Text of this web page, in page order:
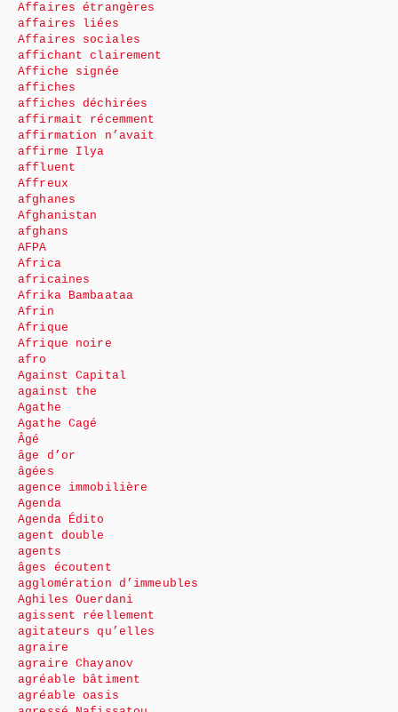
Affaires étrangères
affaires liées
Affaires sociales
affichant clairement
Affiche signée
affiches
affiches déchirées
affirmait récemment
affirmation n’avait
affirme Ilya
affluent
Affreux
afghanes
Afghanistan
afghans
AFPA
Africa
africaines
Afrika Bambaataa
Afrin
Afrique
Afrique noire
afro
Against Capital
against the
Agathe
Agathe Cagé
Âgé
âge d’or
âgées
agence immobilière
Agenda
Agenda Édito
agent double
agents
âges écoutent
agglomération d’immeubles
Aghiles Ouerdani
agissent réellement
agitateurs qu’elles
agraire
agraire Chayanov
agréable bâtiment
agréable oasis